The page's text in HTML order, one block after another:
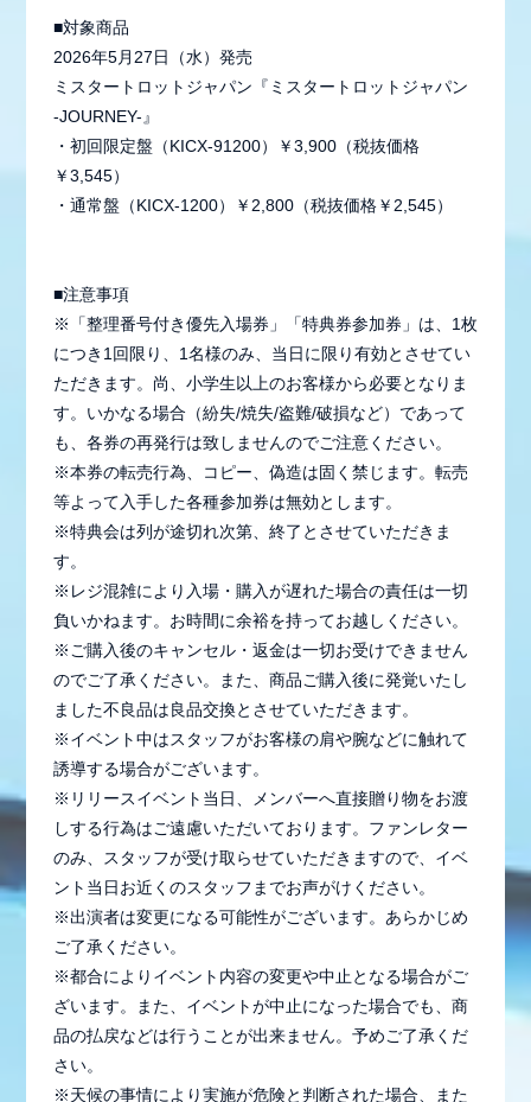
■対象商品
2026年5月27日（水）発売
ミスタートロットジャパン『ミスタートロットジャパン
-JOURNEY-』
・初回限定盤（KICX-91200）￥3,900（税抜価格
￥3,545）
・通常盤（KICX-1200）￥2,800（税抜価格￥2,545）
■注意事項
※「整理番号付き優先入場券」「特典券参加券」は、1枚
につき1回限り、1名様のみ、当日に限り有効とさせてい
ただきます。尚、小学生以上のお客様から必要となりま
す。いかなる場合（紛失/焼失/盗難/破損など）であって
も、各券の再発行は致しませんのでご注意ください。
※本券の転売行為、コピー、偽造は固く禁じます。転売
等よって入手した各種参加券は無効とします。
※特典会は列が途切れ次第、終了とさせていただきま
す。
※レジ混雑により入場・購入が遅れた場合の責任は一切
負いかねます。お時間に余裕を持ってお越しください。
※ご購入後のキャンセル・返金は一切お受けできません
のでご了承ください。また、商品ご購入後に発覚いたし
ました不良品は良品交換とさせていただきます。
※イベント中はスタッフがお客様の肩や腕などに触れて
誘導する場合がございます。
※リリースイベント当日、メンバーへ直接贈り物をお渡
しする行為はご遠慮いただいております。ファンレター
のみ、スタッフが受け取らせていただきますので、イベ
ント当日お近くのスタッフまでお声がけください。
※出演者は変更になる可能性がございます。あらかじめ
ご了承ください。
※都合によりイベント内容の変更や中止となる場合がご
ざいます。また、イベントが中止になった場合でも、商
品の払戻などは行うことが出来ません。予めご了承くだ
さい。
※天候の事情により実施が危険と判断された場合、また